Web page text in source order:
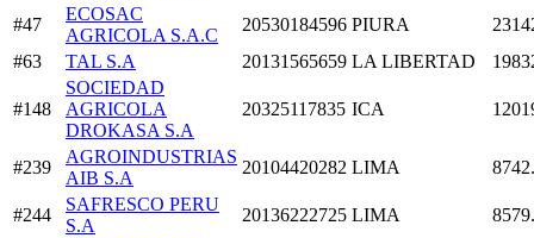
#47
ECOSAC
AGRICOLA S.A.C
20530184596 PIURA
#63
TAL S.A 20131565659 LA LIBERTAD
#148
SOCIEDAD
AGRICOLA
DROKASA S.A
20325117835 ICA
#239
AGROINDUSTRIAS
AIB S.A
20104420282 LIMA
#244
SAFRESCO PERU
S.A
20136222725 LIMA